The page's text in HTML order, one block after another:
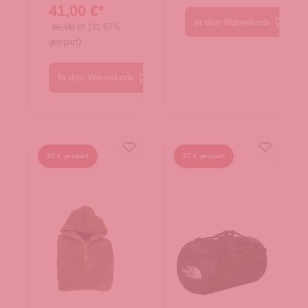
41,00 €*
60,00 €* (31.67%
gespart)
30 € gespart 57 € gespart